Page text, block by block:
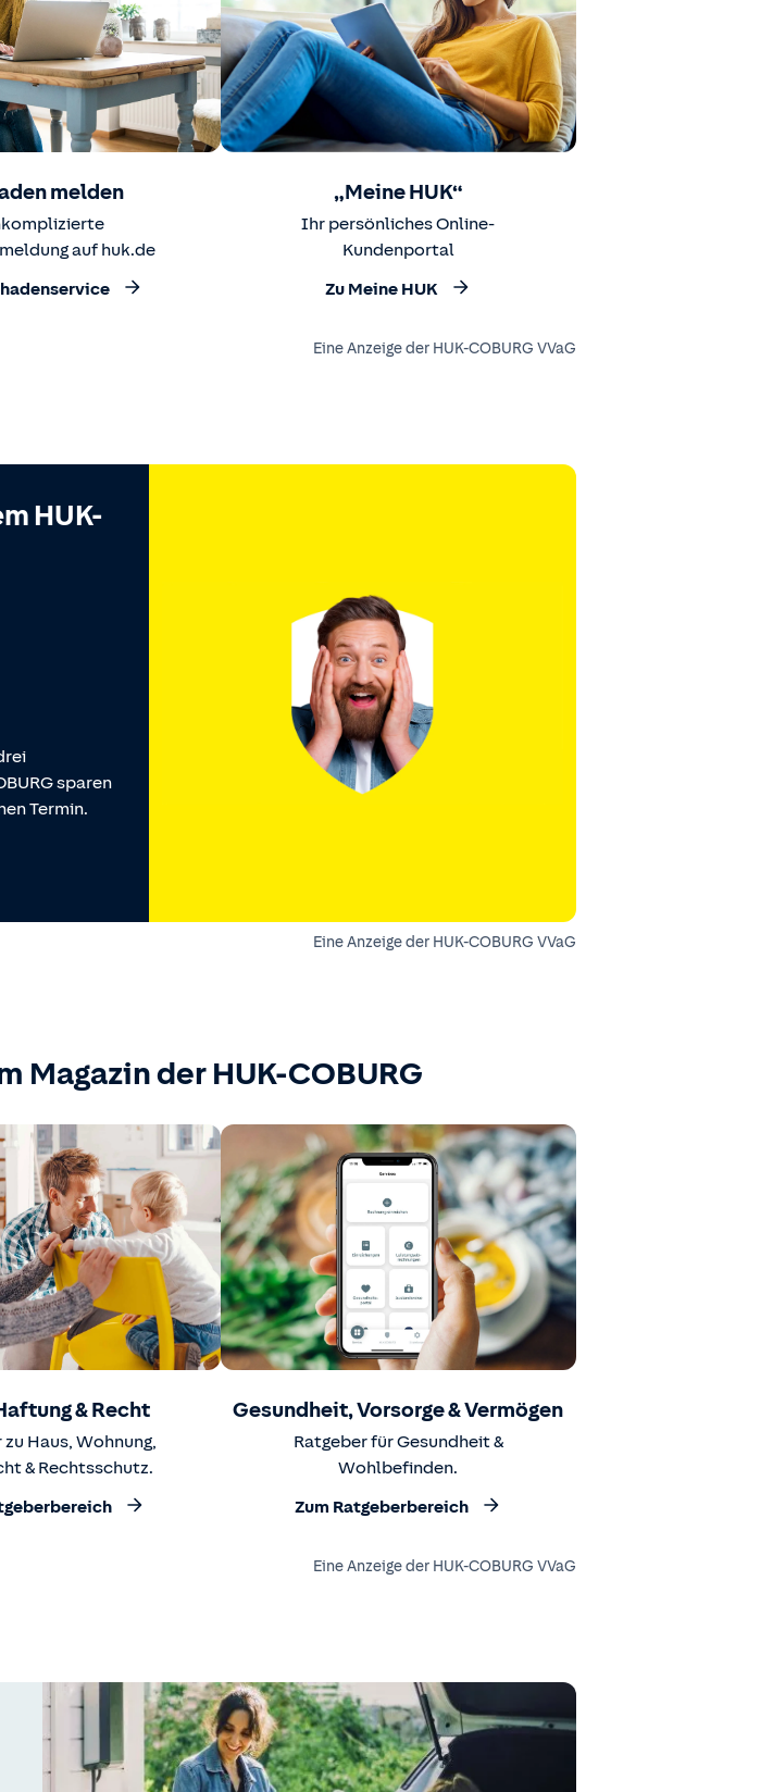
melden
auf huk.de
„Meine HUK“
Ihr persönliches Online-
Kundenportal
Zu Meine HUK
Eine Anzeige der HUK-COBURG VVaG
HUK-
sparen
Termin.
Eine Anzeige der HUK-COBURG VVaG
Magazin der HUK-COBURG
& Recht
zu Haus, Wohnung,
& Rechtsschutz.
Gesundheit, Vorsorge & Vermögen
Ratgeber für Gesundheit &
Wohlbefinden.
Zum Ratgeberbereich
Eine Anzeige der HUK-COBURG VVaG